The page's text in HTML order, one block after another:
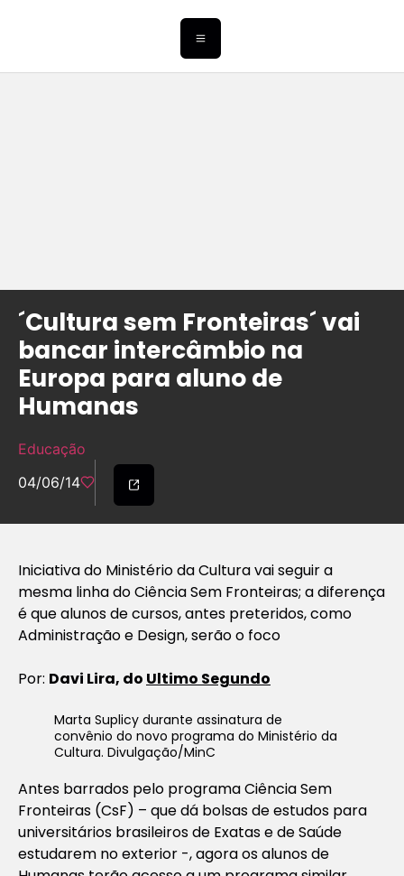
´Cultura sem Fronteiras´ vai
bancar intercâmbio na
Europa para aluno de
Humanas
Educação
04/06/14
Iniciativa do Ministério da Cultura vai seguir a
mesma linha do Ciência Sem Fronteiras; a diferença
é que alunos de cursos, antes preteridos, como
Administração e Design, serão o foco
Por: Davi Lira, do Ultimo Segundo
Marta Suplicy durante assinatura de
convênio do novo programa do Ministério da
Cultura. Divulgação/MinC
Antes barrados pelo programa CiênciaSem
Fronteiras (CsF) – que dá bolsas de estudos para
universitários brasileiros de Exatas e de Saúde
estudarem no exterior -, agora os alunos de